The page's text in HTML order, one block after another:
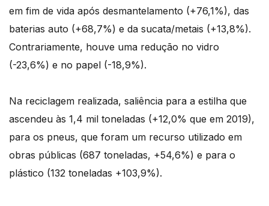
em fim de vida após desmantelamento (+76,1%), das
baterias auto (+68,7%) e da sucata/metais (+13,8%).
Contrariamente, houve uma redução no vidro
(-23,6%) e no papel (-18,9%).
Na reciclagem realizada, saliência para a estilha que
ascendeu às 1,4 mil toneladas (+12,0% que em 2019),
para os pneus, que foram um recurso utilizado em
obras públicas (687 toneladas, +54,6%) e para o
plástico (132 toneladas +103,9%).